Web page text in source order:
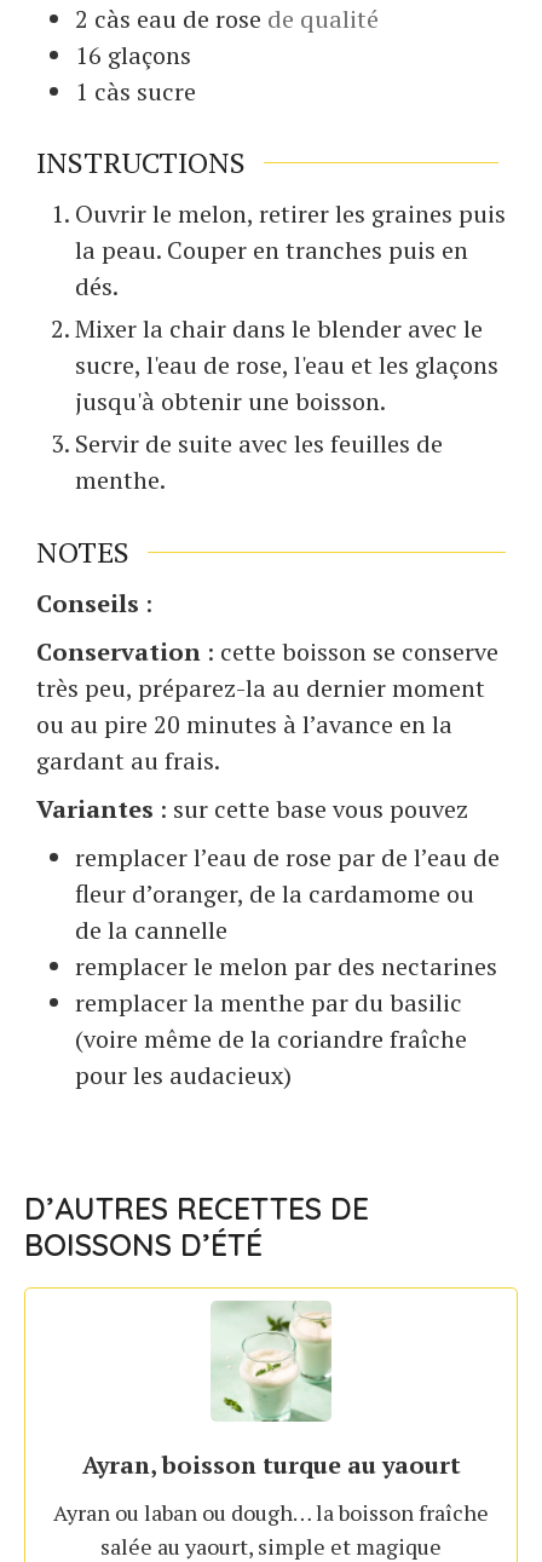
2 càs eau de rose de qualité
16 glaçons
1 càs sucre
INSTRUCTIONS
Ouvrir le melon, retirer les graines puis
la peau. Couper en tranches puis en
dés.
Mixer la chair dans le blender avec le
sucre, l'eau de rose, l'eau et les glaçons
jusqu'à obtenir une boisson.
Servir de suite avec les feuilles de
menthe.
NOTES
Conseils :
Conservation : cette boisson se conserve
très peu, préparez-la au dernier moment
ou au pire 20 minutes à l’avance en la
gardant au frais.
Variantes : sur cette base vous pouvez
remplacer l’eau de rose par de l’eau de
fleur d’oranger, de la cardamome ou
de la cannelle
remplacer le melon par des nectarines
remplacer la menthe par du basilic
(voire même de la coriandre fraîche
pour les audacieux)
D’AUTRES RECETTES DE
BOISSONS D’ÉTÉ
Ayran, boisson turque au yaourt
Ayran ou laban ou dough… la boisson fraîche
salée au yaourt, simple et magique